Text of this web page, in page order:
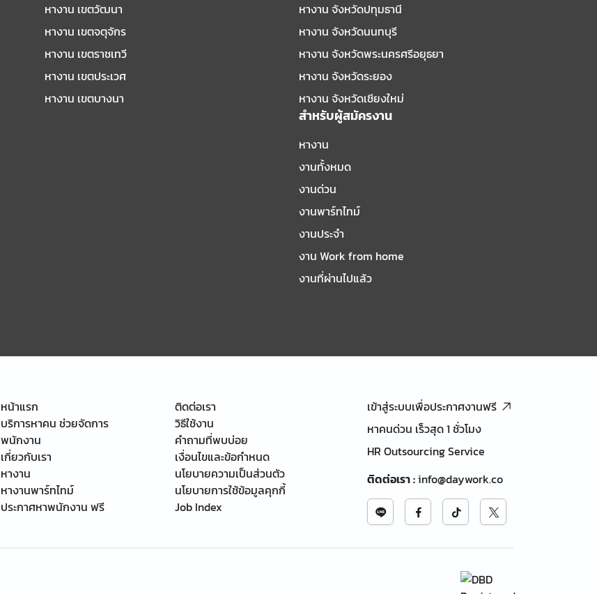
หางาน เขตวัฒนา
หางาน เขตจตุจักร
หางาน เขตราชเทวี
หางาน เขตประเวศ
หางาน เขตบางนา
หางาน จังหวัดปทุมธานี
หางาน จังหวัดนนทบุรี
หางาน จังหวัดพระนครศรีอยุธยา
หางาน จังหวัดระยอง
หางาน จังหวัดเชียงใหม่
สำหรับผู้สมัครงาน
หางาน
งานทั้งหมด
งานด่วน
งานพาร์ทไทม์
งานประจำ
งาน Work from home
งานที่ผ่านไปแล้ว
หน้าแรก
บริการหาคน ช่วยจัดการ
พนักงาน
เกี่ยวกับเรา
หางาน
หางานพาร์ทไทม์
ประกาศหาพนักงาน ฟรี
ติดต่อเรา
วิธีใช้งาน
คำถามที่พบบ่อย
เงื่อนไขและข้อกำหนด
นโยบายความเป็นส่วนตัว
นโยบายการใช้ข้อมูลคุกกี้
Job Index
เข้าสู่ระบบเพื่อประกาศงานฟรี
หาคนด่วน เร็วสุด 1 ชั่วโมง
HR Outsourcing Service
ติดต่อเรา:info@daywork.co